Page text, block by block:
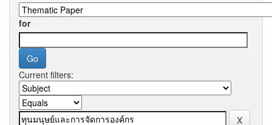
for
Current filters: